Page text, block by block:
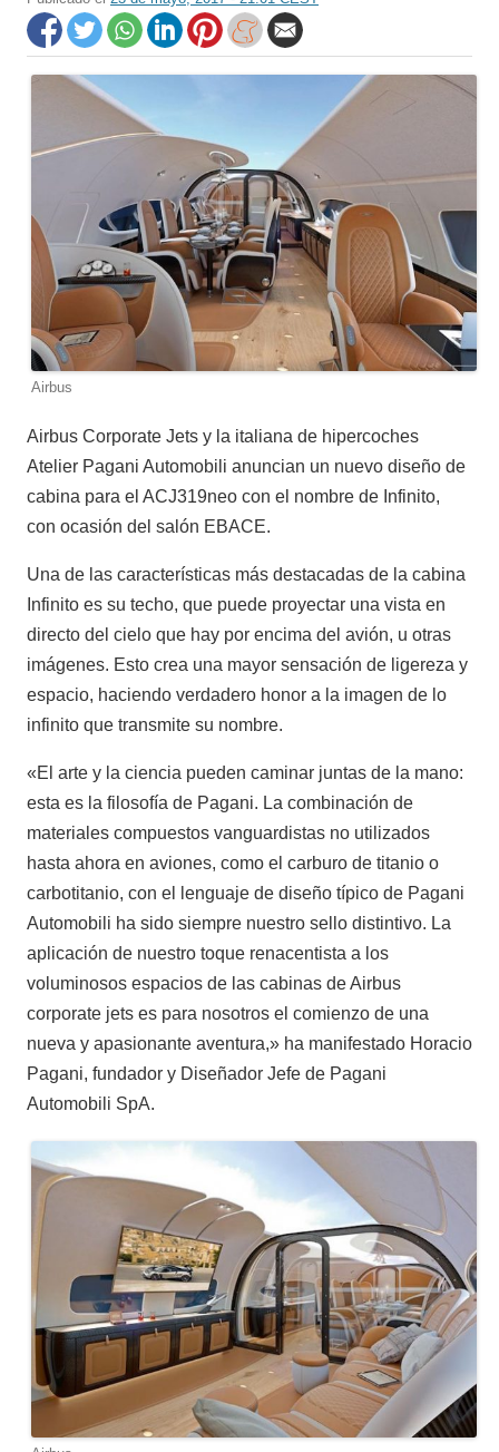
Airbus
Airbus Corporate Jets y la italiana de hipercoches
Atelier Pagani Automobili anuncian un nuevo diseño de
cabina para el ACJ319neo con el nombre de Infinito,
con ocasión del salón EBACE.
Una de las características más destacadas de la cabina
Infinito es su techo, que puede proyectar una vista en
directo del cielo que hay por encima del avión, u otras
imágenes. Esto crea una mayor sensación de ligereza y
espacio, haciendo verdadero honor a la imagen de lo
infinito que transmite su nombre.
«El arte y la ciencia pueden caminar juntas de la mano:
esta es la filosofía de Pagani. La combinación de
materiales compuestos vanguardistas no utilizados
hasta ahora en aviones, como el carburo de titanio o
carbotitanio, con el lenguaje de diseño típico de Pagani
Automobili ha sido siempre nuestro sello distintivo. La
aplicación de nuestro toque renacentista a los
voluminosos espacios de las cabinas de Airbus
corporate jets es para nosotros el comienzo de una
nueva y apasionante aventura,» ha manifestado Horacio
Pagani, fundador y Diseñador Jefe de Pagani
Automobili SpA.